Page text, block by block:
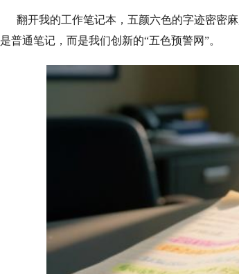
翻开我的工作笔记本，五颜六色的字迹密密
是普通笔记，而是我们创新的“五色预警网”。